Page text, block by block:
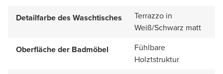
Detailfarbe des Waschtisches
Terrazzo in
Weiß/Schwarz matt
Oberfläche der Badmöbel
Fühlbare
Holztstruktur